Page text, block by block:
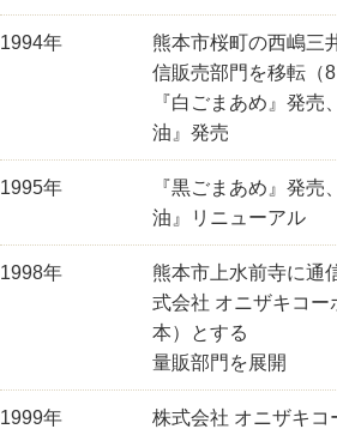
1994年
熊本市桜町の西嶋三
信販売部門を移転（8
『白ごまあめ』発売
油』発売
1995年
『黒ごまあめ』発売
油』リニューアル
1998年
熊本市上水前寺に通
式会社 オニザキコー
本）とする
量販部門を展開
1999年
株式会社 オニザキコ